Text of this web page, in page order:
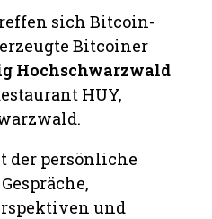
sich Bitcoin-
Bitcoiner
Hochschwarzwald
HUY,
der persönliche
und